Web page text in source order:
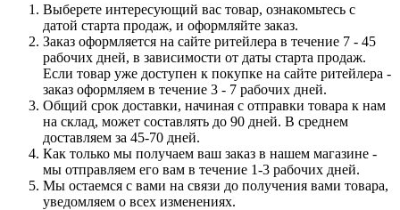
Выберете интересующий вас товар, ознакомьтесь с
датой старта продаж, и оформляйте заказ.
Заказ оформляется на сайте ритейлера в течение 7 - 45
рабочих дней, в зависимости от даты старта продаж.
Если товар уже доступен к покупке на сайте ритейлера -
заказ оформляем в течение 3 - 7 рабочих дней.
Общий срок доставки, начиная с отправки товара к нам
на склад, может составлять до 90 дней. В среднем
доставляем за 45-70 дней.
Как только мы получаем ваш заказ в нашем магазине -
мы отправляем его вам в течение 1-3 рабочих дней.
Мы остаемся с вами на связи до получения вами товара,
уведомляем о всех изменениях.